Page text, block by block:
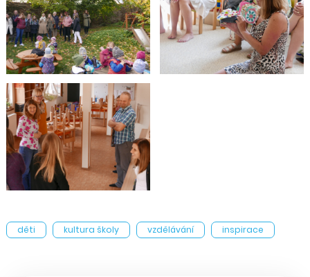
děti kultura školy vzdělávání inspirace